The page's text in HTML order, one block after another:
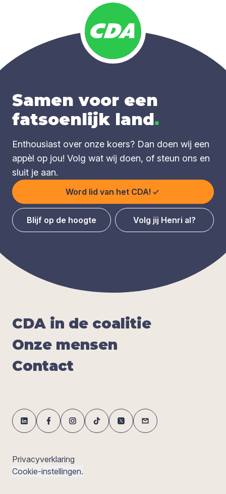
Samen voor een
fatsoenlijk land.
Enthousiast over onze koers? Dan doen wij een
appèl op jou! Volg wat wij doen, of steun ons en
sluit je aan.
Word lid van het CDA!
Blijf op de hoogte Volg jij Henri al?
CDA in de coa­li­tie
Onze men­sen
Con­tact
Privacyverklaring
Cookie-instellingen.